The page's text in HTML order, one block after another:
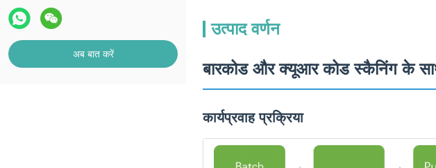
अब बात करें
उत्पाद वर्णन
बारकोड और क्यूआर कोड स्कैनिंग के साथ
कार्यप्रवाह प्रक्रिया